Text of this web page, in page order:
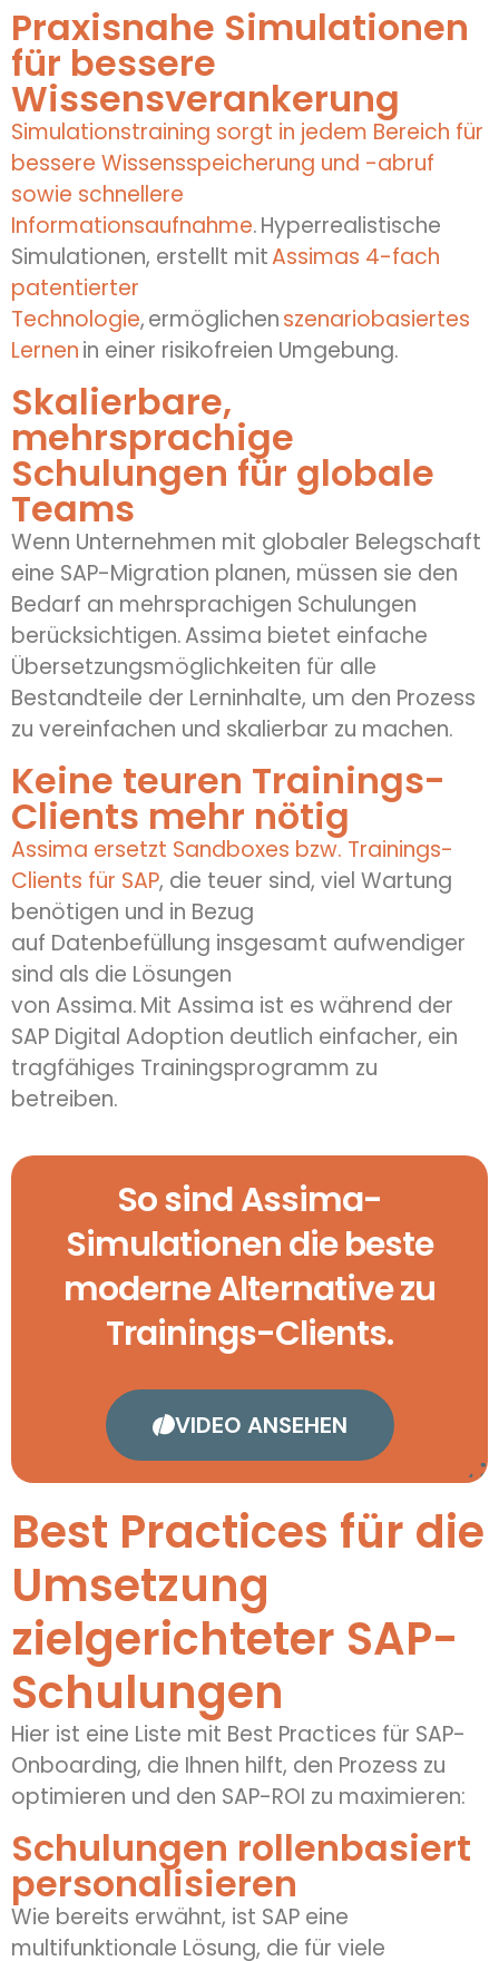
Praxisnahe Simulationen
für bessere
Wissensverankerung
Simulationstraining sorgt in jedem Bereich für
bessere Wissensspeicherung und -abruf
sowie schnellere
Informationsaufnahme. Hyperrealistische
Simulationen, erstellt mitAssimas 4-fach
patentierter
Technologie, ermöglichenszenariobasiertes
Lernenin einer risikofreien Umgebung.
Skalierbare,
mehrsprachige
Schulungen für globale
Teams
Wenn Unternehmen mit globaler Belegschaft
eine SAP-Migration planen, müssen sie den
Bedarf an mehrsprachigen Schulungen
berücksichtigen.Assima bietet einfache
Übersetzungsmöglichkeiten für alle
Bestandteile der Lerninhalte, um den Prozess
zu vereinfachen und skalierbar zu machen.
Keine teuren Trainings-
Clients mehr nötig
Assima ersetzt Sandboxes bzw. Trainings-
Clients für SAP, die teuer sind, viel Wartung
benötigen und in Bezug
auf Datenbefüllung insgesamt aufwendiger
sind als die Lösungen
von Assima. Mit Assima ist es während der
SAP Digital Adoption deutlich einfacher, ein
tragfähiges Trainingsprogramm zu
betreiben.
So sind Assima-
Simulationen die beste
moderne Alternative zu
Trainings-Clients.
VIDEO ANSEHEN
Best Practices für die
Umsetzung
zielgerichteter SAP-
Schulungen
Hier ist eine Liste mit Best Practices für SAP-
Onboarding, die Ihnen hilft, den Prozess zu
optimieren und den SAP-ROI zu maximieren:
Schulungen rollenbasiert
personalisieren
Wie bereits erwähnt, ist SAP eine
multifunktionale Lösung, die für viele